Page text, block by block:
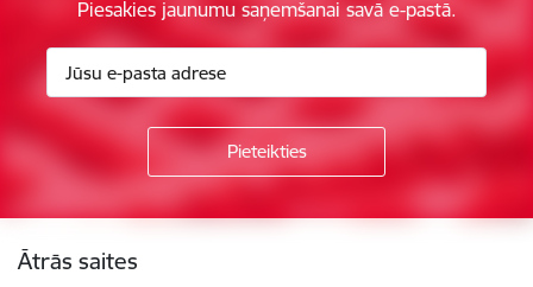
Piesakies jaunumu saņemšanai savā e-pastā.
Ātrās saites